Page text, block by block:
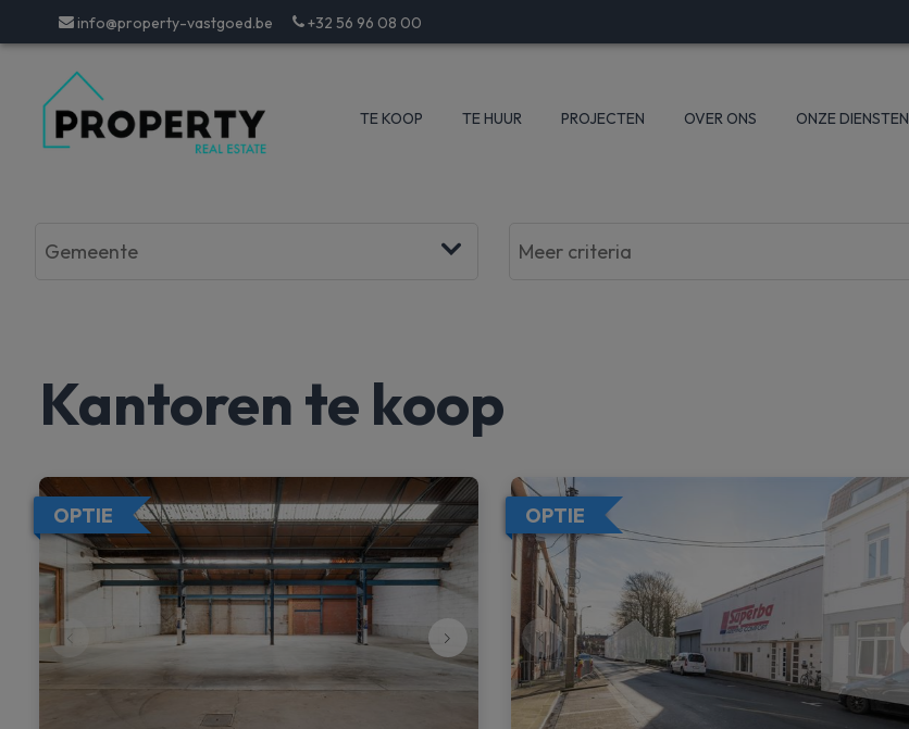
info@property-vastgoed.be +32 56 96 08 00
TE KOOP TE HUUR PROJECTEN OVER ONS ONZE DIENSTEN
Kantoren te koop
OPTIE OPTIE